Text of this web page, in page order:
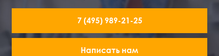
7 (495) 989-21-25
Написать нам